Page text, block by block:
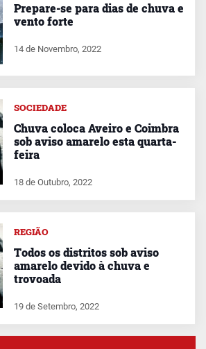
Prepare-se para dias de chuva e
vento forte
14 de Novembro, 2022
SOCIEDADE
Chuva coloca Aveiro e Coimbra
sob aviso amarelo esta quarta-
feira
18 de Outubro, 2022
REGIÃO
Todos os distritos sob aviso
amarelo devido à chuva e
trovoada
19 de Setembro, 2022